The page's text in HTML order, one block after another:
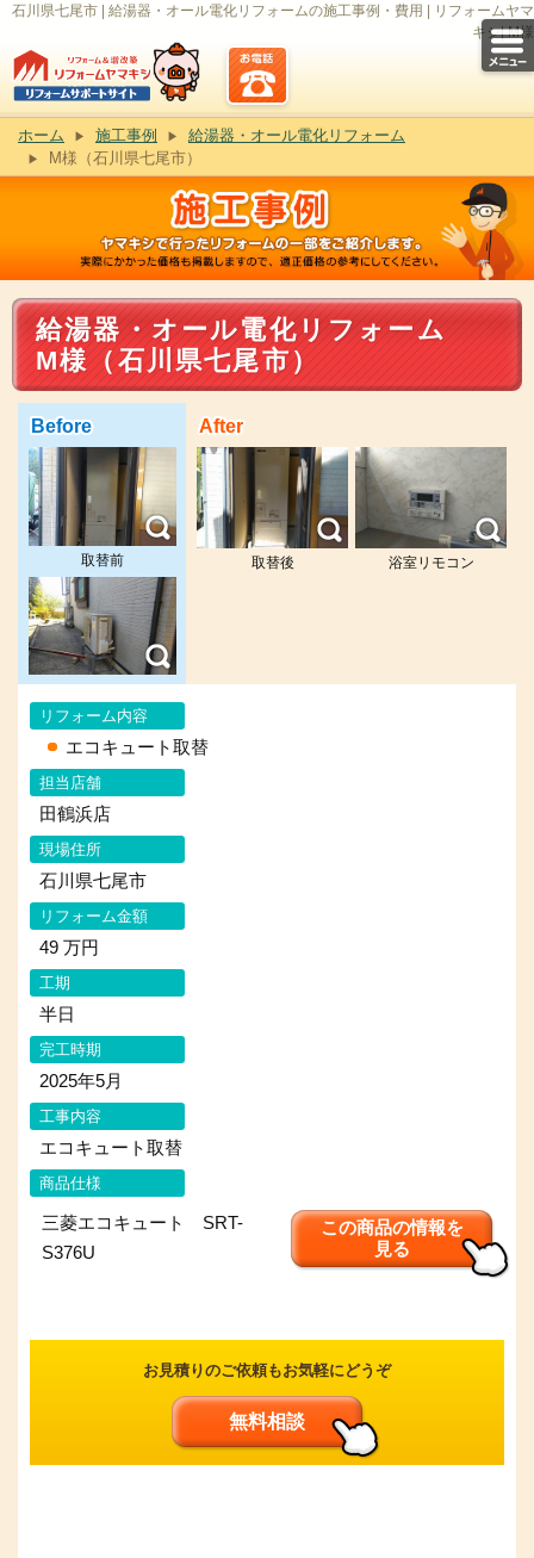
石川県七尾市 | 給湯器・オール電化リフォームの施工事例・費用 | リフォームヤマ
キシ| M様
ホーム 施工事例
給湯器・オール電化リフォーム
M様（石川県七尾市）
給湯器・オール電化リフォーム
M様（石川県七尾市）
Before
取替前
After
取替後 浴室リモコン
リフォーム内容
エコキュート取替
担当店舗
田鶴浜店
現場住所
石川県七尾市
リフォーム金額
49 万円
工期
半日
完工時期
2025年5月
工事内容
エコキュート取替
商品仕様
三菱エコキュート SRT-
S376U
この商品の情報を
見る
お見積りのご依頼もお気軽にどうぞ
無料相談